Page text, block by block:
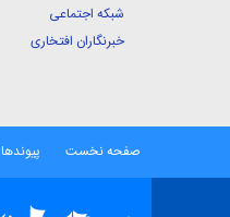
شبکه اجتماعی
خبرنگاران افتخاری
صفحه نخست پیوندها